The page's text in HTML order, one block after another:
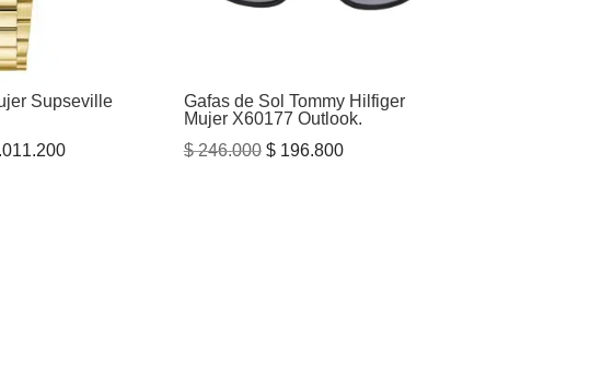
Supseville
El
Gafas de Sol Tommy Hilfiger
Mujer X60177 Outlook.
$246.000 El
$196.800El